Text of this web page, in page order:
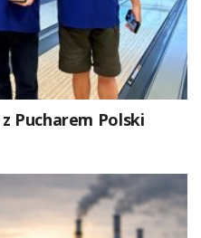
Pucharem Polski